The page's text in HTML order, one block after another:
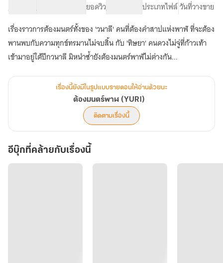
จำนวนคำ จำนวนหน้า (A5) ยอดวิวระดับเนื้อหา ประเภทไฟล์วันที่วางขาย
เรื่องราวการต้องมนตร์ทั้งของ 'วนาลี' คนที่ต้องคำสาปแห่งพาฬ ที่จะต้อง
พานพบกับความทุกข์ทรมานไม่จบสิ้น กับ 'ทิษยา' คนดวงไม่จู่ที่ก้าวเท้า
เข้ามาอยู่ใต้ปีกวนาลี มิหนำซ้ำยังต้องมนตร์พาฬไม่ต่างกัน...
เรื่องนี้ยังมีในรูปแบบรายตอนให้อ่านด้วยนะ
ต้องมนตร์พาฬ (YURI)
ติดตามเรื่องนี้
อีบุ๊กที่คล้ายกับเรื่องนี้